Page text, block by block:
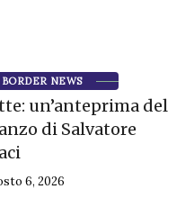
BORDER NEWS
un’anteprima del
di Salvatore
6, 2026